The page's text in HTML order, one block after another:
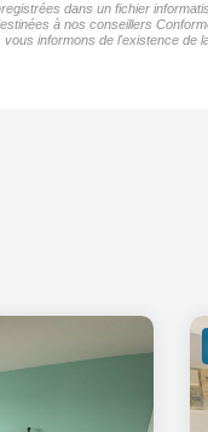
dans un fichier
à nos conseillers
informons de l'existence